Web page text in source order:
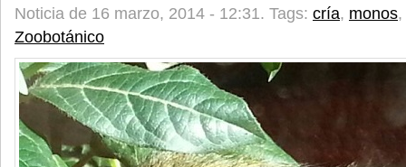
Noticia de 16 marzo, 2014 - 12:31. Tags: cría, monos,
Zoobotánico